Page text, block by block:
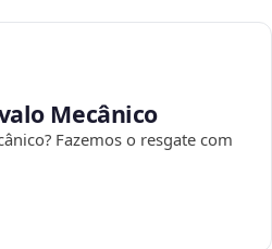
Mecânico
Fazemos o resgate com